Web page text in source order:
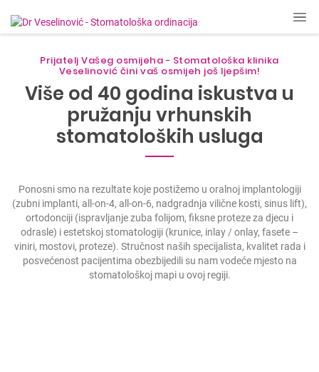
Prijatelj Vašeg osmijeha - Stomatološka klinika
Veselinović čini vaš osmijeh još ljepšim!
Više od 40 godina iskustva u
pružanju vrhunskih
stomatoloških usluga
Ponosni smo na rezultate koje postižemo u oralnoj implantologiji
(zubni implanti, all-on-4, all-on-6, nadgradnja vilične kosti, sinus lift),
ortodonciji (ispravljanje zuba folijom, fiksne proteze za djecu i
odrasle) i estetskoj stomatologiji (krunice, inlay / onlay, fasete –
viniri, mostovi, proteze). Stručnost naših specijalista, kvalitet rada i
posvećenost pacijentima obezbijedili su nam vodeće mjesto na
stomatološkoj mapi u ovoj regiji.